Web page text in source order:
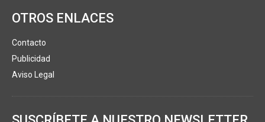
OTROS ENLACES
Contacto
Publicidad
Aviso Legal